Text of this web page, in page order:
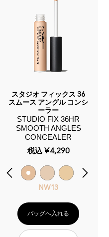
スタジオ フィックス 36
スムース アングル コンシ
ーラー
STUDIO FIX 36HR
SMOOTH ANGLES
CONCEALER
税込 ¥4,290
NW13
バッグへ入れる